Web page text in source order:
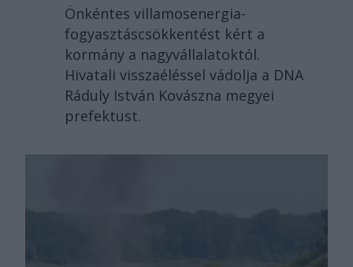
Önkéntes villamosenergia-
fogyasztáscsökkentést kért a
kormány a nagyvállalatoktól.
Hivatali visszaéléssel vádolja a DNA
Ráduly István Kovászna megyei
prefektust.